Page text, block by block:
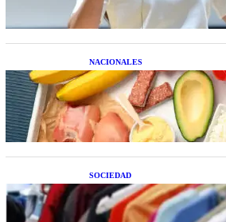
NACIONALES
Nutrición inteligente:
temporada que deberías
SOCIEDAD
Las grandes marcas
tendencia de la ropa de